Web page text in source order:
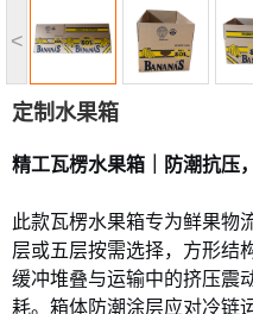
<
定制水果箱
精工瓦楞水果箱｜防潮抗压
此款瓦楞水果箱专为鲜果物
层或五层按需选择，方形结
缓冲堆叠与运输中的挤压震
耗。箱体防潮涂层应对冷链